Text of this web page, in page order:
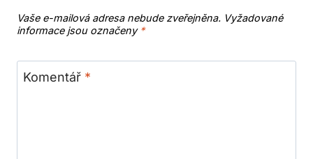
Vaše e-mailová adresa nebude zveřejněna. Vyžadované
informace jsou označeny *
Komentář *